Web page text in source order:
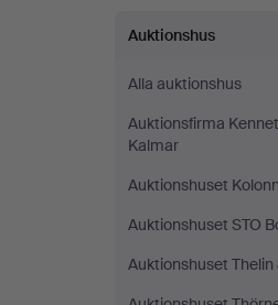
Auktionshus
Alla auktionshus
Auktionsfirma
Kalmar
Auktionshuset Kolonn
Auktionshuset STO
Auktionshuset